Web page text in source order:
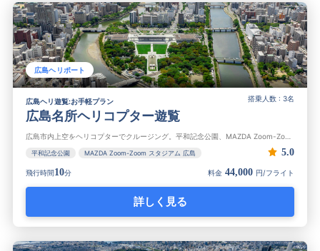
広島ヘリポート
搭乗人数 : 3名
広島ヘリ遊覧:お手軽プラン
広島名所ヘリコプター遊覧
平和記念公園 MAZDA Zoom-Zoom スタジアム 広島 5.0
飛行時間10分 料金 44,000 円/フライト
詳しく見る